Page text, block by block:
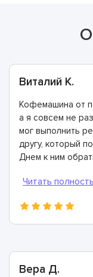
Виталий К.
Кофемашина от
а я совсем не
мог выполнить
другу, который
Днем к ним
Вера Д.